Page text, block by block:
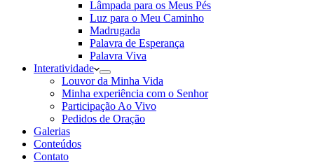
Lâmpada para os Meus Pés
Luz para o Meu Caminho
Madrugada
Palavra de Esperança
Palavra Viva
Interatividade
Louvor da Minha Vida
Minha experiência com o Senhor
Participação Ao Vivo
Pedidos de Oração
Galerias
Conteúdos
Contato